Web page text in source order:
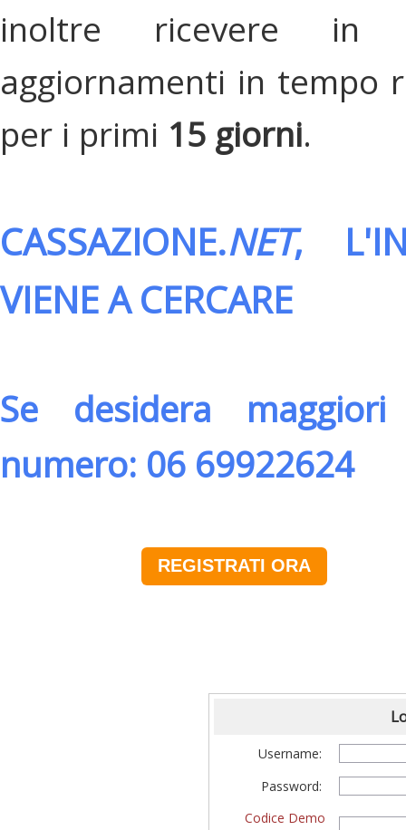
inoltre ricevere in
aggiornamenti in tempo
per i primi 15 giorni.
CASSAZIONE.NET,
VIENE A CERCARE
Se desidera
numero: 06 69922624
REGISTRATI ORA
Username:
Password:
Codice Demo